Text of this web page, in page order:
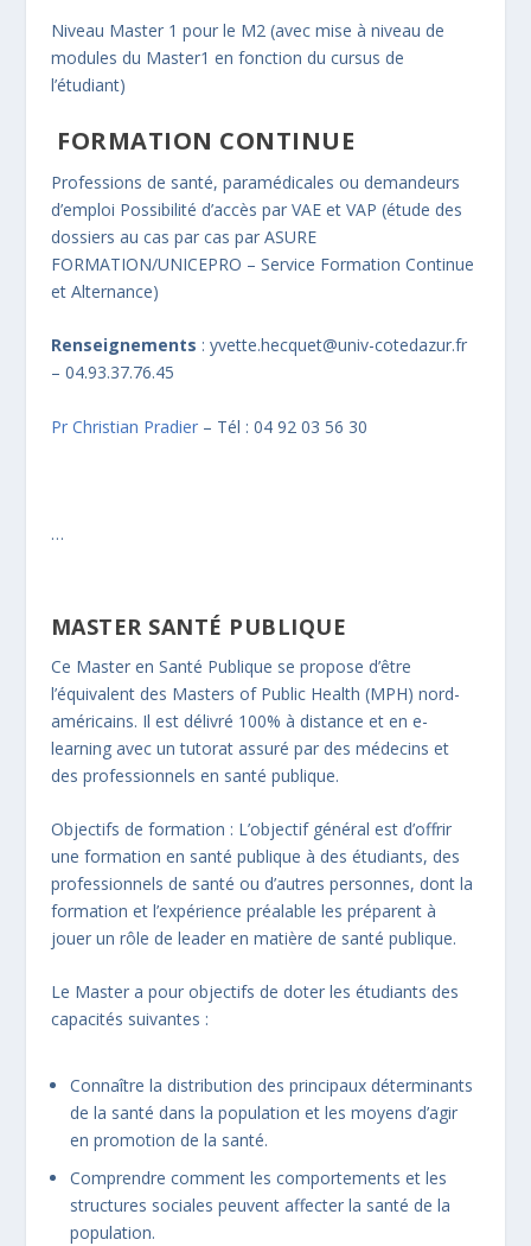
Niveau Master 1 pour le M2 (avec mise à niveau de
modules du Master1 en fonction du cursus de
l’étudiant)
FORMATION CONTINUE
Professions de santé, paramédicales ou demandeurs
d’emploi Possibilité d’accès par VAE et VAP (étude des
dossiers au cas par cas par ASURE
FORMATION/UNICEPRO – Service Formation Continue
et Alternance)
Renseignements : yvette.hecquet@univ-cotedazur.fr
– 04.93.37.76.45
Pr Christian Pradier– Tél : 04 92 03 56 30
…
MASTER SANTÉ PUBLIQUE
Ce Master en Santé Publique se propose d’être
l’équivalent des Masters of Public Health (MPH) nord-
américains. Il est délivré 100% à distance et en e-
learning avec un tutorat assuré par des médecins et
des professionnels en santé publique.
Objectifs de formation : L’objectif général est d’offrir
une formation en santé publique à des étudiants, des
professionnels de santé ou d’autres personnes, dont la
formation et l’expérience préalable les préparent à
jouer un rôle de leader en matière de santé publique.
Le Master a pour objectifs de doter les étudiants des
capacités suivantes :
Connaître la distribution des principaux déterminants
de la santé dans la population et les moyens d’agir
en promotion de la santé.
Comprendre comment les comportements et les
structures sociales peuvent affecter la santé de la
population.